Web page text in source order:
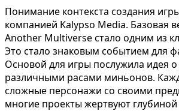
Понимание контекста создания
компанией Kalypso Media. Базовая
Another Multiverse стало одним из
Это стало знаковым событием для
Основой для игры послужила идея
различными расами миньонов.
сложные персонажи со своими
многие проекты жертвуют